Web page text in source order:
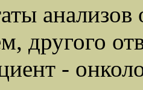
другого
-